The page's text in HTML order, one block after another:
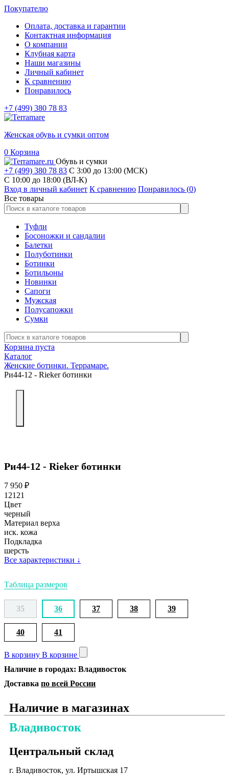
Покупателю
Оплата, доставка и гарантии
Контактная информация
О компании
Клубная карта
Наши магазины
Личный кабинет
К сравнению
Понравилось
+7 (499) 380 78 83
Женская обувь и сумки оптом
0 Корзина
Обувь и сумки
+7 (499) 380 78 83 С 3:00 до 13:00 (МСК)
C 10:00 до 18:00 (ВЛ-К)
Вход в личный кабинет К сравнению Понравилось (0)
Все товары
Туфли
Босоножки и сандалии
Балетки
Полуботинки
Ботинки
Ботильоны
Новинки
Сапоги
Мужская
Полусапожки
Сумки
Корзина пуста
Каталог
Женские ботинки. Террамаре.
Ри44-12 - Rieker ботинки
Ри44-12 - Rieker ботинки
7 950 ₽
12121
Цвет
черный
Материал верха
иск. кожа
Подкладка
шерсть
Все характеристики ↓
Таблица размеров
35 36 37 38 39
40 41
В корзину В корзине
Наличие в городах: Владивосток
Доставка по всей России
Наличие в магазинах
Владивосток
Центральный склад
г. Владивосток, ул. Иртышская 17